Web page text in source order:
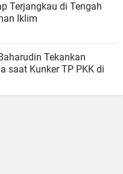
Terjangkau di Tengah
Iklim
Tekankan
saat Kunker TP PKK di